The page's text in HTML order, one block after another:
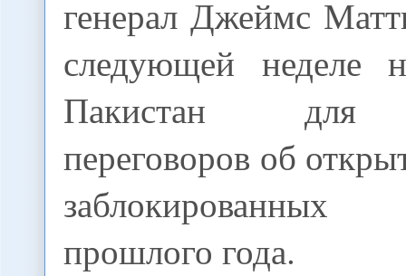
генерал Джеймс
следующей неделе
Пакистан для
переговоров об
прошлого года.